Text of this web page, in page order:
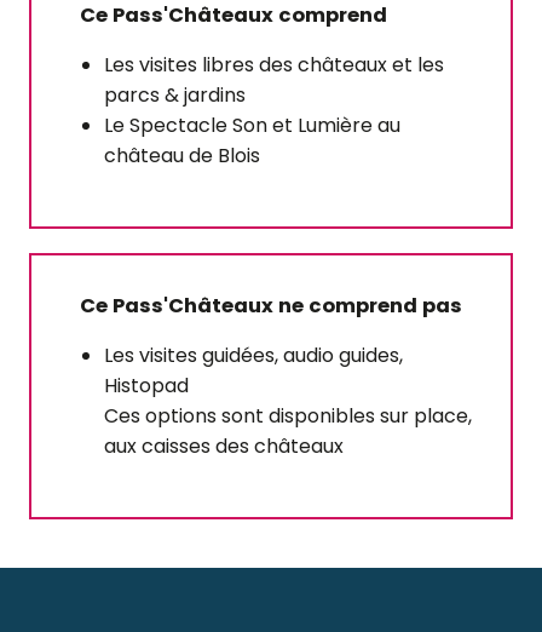
Ce Pass'Châteaux comprend
Les visites libres des châteaux et les
parcs & jardins
Le Spectacle Son et Lumière au
château de Blois
Ce Pass'Châteaux ne comprend pas
Les visites guidées, audio guides,
Histopad
Ces options sont disponibles sur place,
aux caisses des châteaux